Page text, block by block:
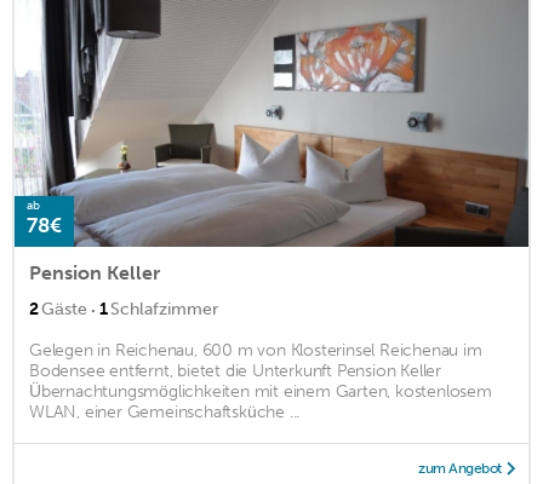
ab
78€
Pension Keller
2Gäste · 1Schlafzimmer
Gelegen in Reichenau, 600 m von Klosterinsel Reichenau im
Bodensee entfernt, bietet die Unterkunft Pension Keller
Übernachtungsmöglichkeiten mit einem Garten, kostenlosem
WLAN, einer Gemeinschaftsküche ...
zum Angebot